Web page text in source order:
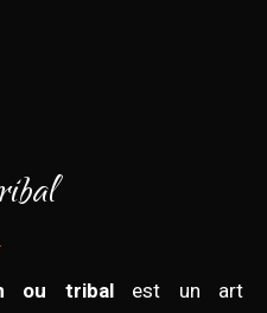
ou tribalest un art